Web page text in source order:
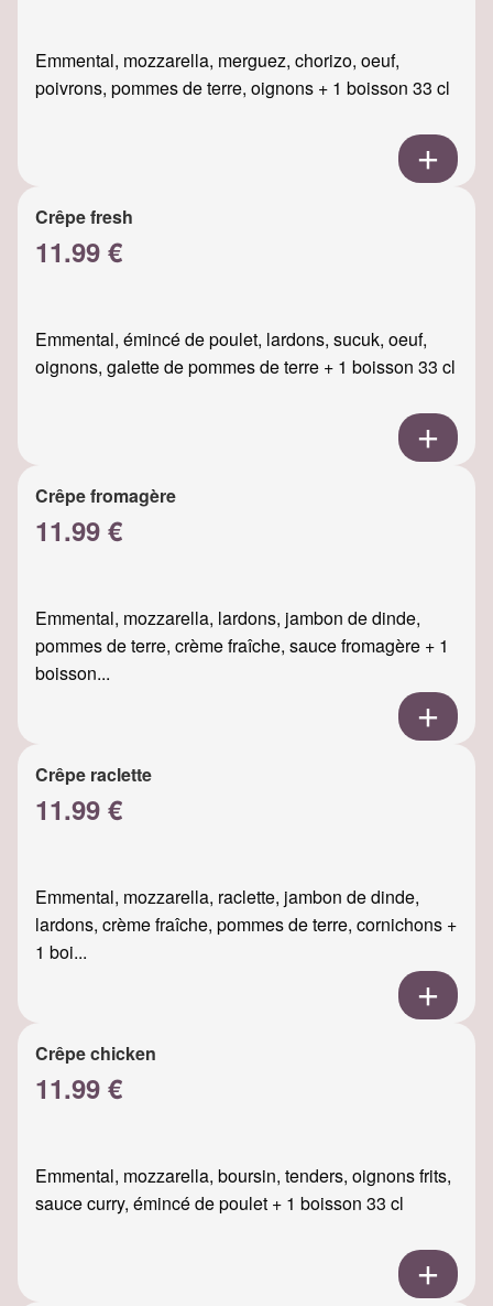
Emmental, mozzarella, merguez, chorizo, oeuf,
poivrons, pommes de terre, oignons + 1 boisson 33 cl
Crêpe fresh
11.99 €
Emmental, émincé de poulet, lardons, sucuk, oeuf,
oignons, galette de pommes de terre + 1 boisson 33 cl
Crêpe fromagère
11.99 €
Emmental, mozzarella, lardons, jambon de dinde,
pommes de terre, crème fraîche, sauce fromagère + 1
boisson...
Crêpe raclette
11.99 €
Emmental, mozzarella, raclette, jambon de dinde,
lardons, crème fraîche, pommes de terre, cornichons +
1 boi...
Crêpe chicken
11.99 €
Emmental, mozzarella, boursin, tenders, oignons frits,
sauce curry, émincé de poulet + 1 boisson 33 cl